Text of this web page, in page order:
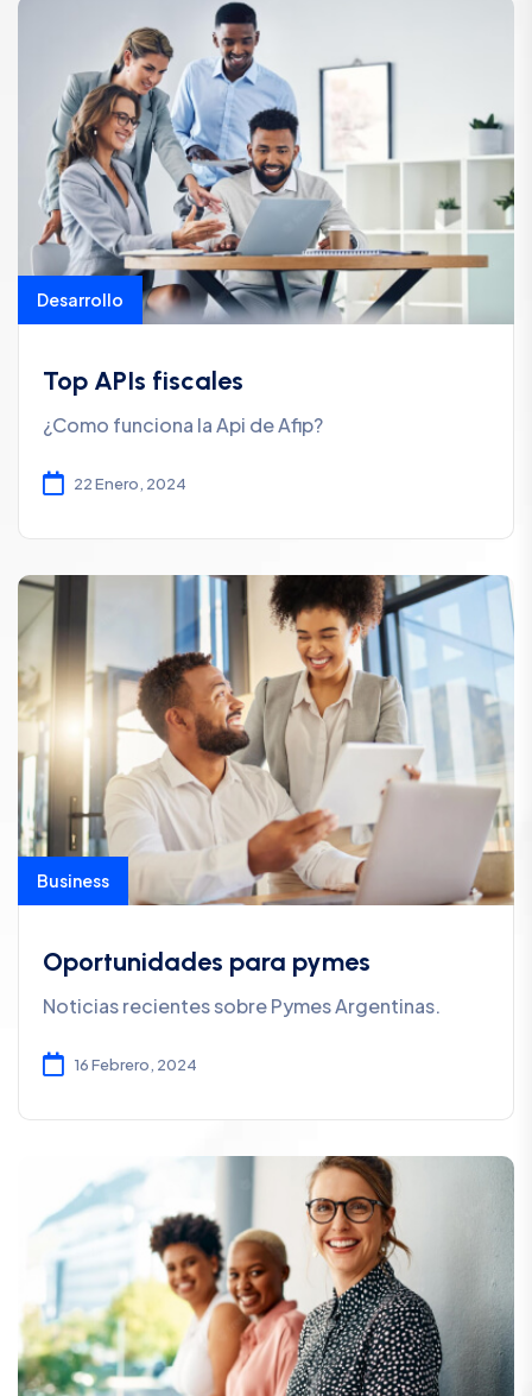
Desarrollo
Top APIs fiscales
¿Como funciona la Api de Afip?
22 Enero, 2024
Business
Oportunidades para pymes
Noticias recientes sobre Pymes Argentinas.
16 Febrero, 2024